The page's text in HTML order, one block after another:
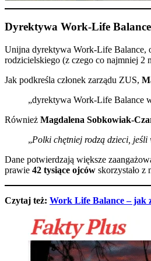
Dyrektywa Work-Life
Unijna dyrektywa Work-Life Balance,
rodzicielskiego (z czego co najmniej 2
Jak podkreśla członek zarządu ZUS,
„dyrektywa Work-Life Balance
Również Magdalena Sobkowiak-
„Polki chętniej rodzą dzieci, jeśli
Dane potwierdzają większe
prawie 42 tysiące ojców skorzystało
Czytaj też: Work Life Balance – jak